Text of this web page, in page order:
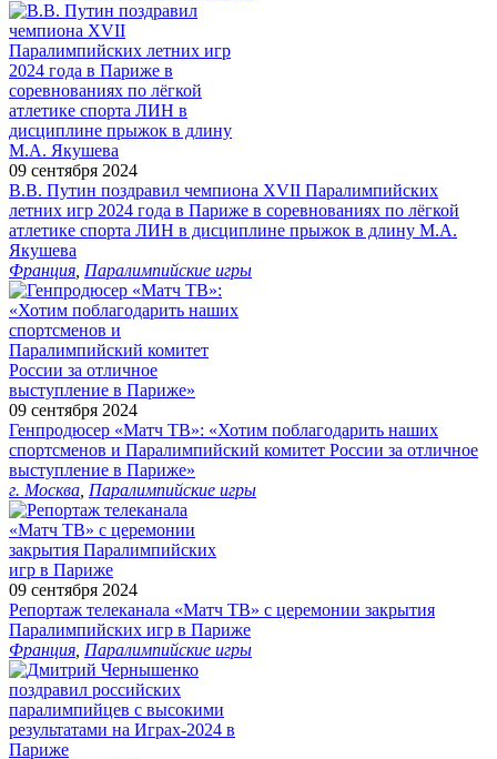
09 сентября 2024
В.В. Путин поздравил чемпиона XVII Паралимпийских
летних игр 2024 года в Париже в соревнованиях по лёгкой
атлетике спорта ЛИН в дисциплине прыжок в длину М.А.
Якушева
Франция Паралимпийские игры
09 сентября 2024
Генпродюсер «Матч ТВ»: «Хотим поблагодарить наших
спортсменов и Паралимпийский комитет России за отличное
выступление в Париже»
г. Москва Паралимпийские игры
09 сентября 2024
Репортаж телеканала «Матч ТВ» с церемонии закрытия
Паралимпийских игр в Париже
Франция Паралимпийские игры